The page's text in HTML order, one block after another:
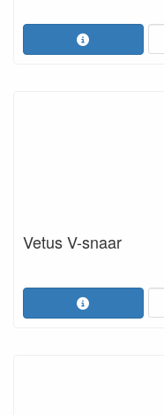
Vetus V-snaar